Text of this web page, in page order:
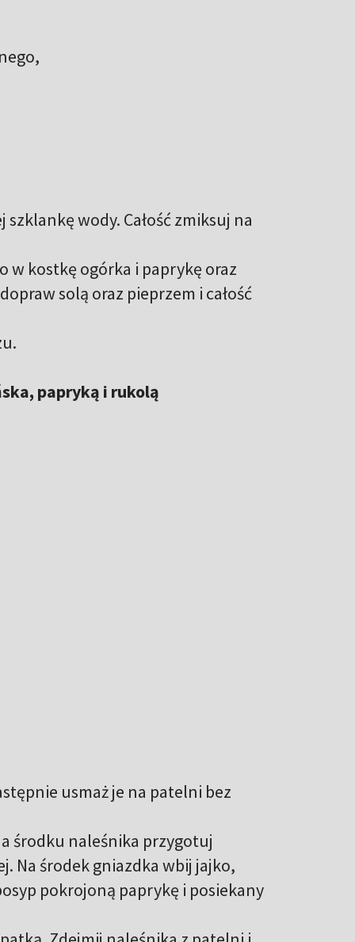
wody. Całość zmiksuj na
w kostkę ogórka i paprykę oraz
solą oraz pieprzem i całość
papryką i rukolą
usmaż je na patelni bez
środku naleśnika przygotuj
Na środek gniazdka wbij jajko,
pokrojoną paprykę i posiekany